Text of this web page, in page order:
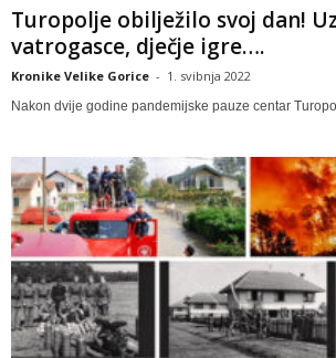
Turopolje obilježilo svoj dan!
vatrogasce, dječje igre….
Kronike Velike Gorice - 1. svibnja 2022
Nakon dvije godine pandemijske pauze centar